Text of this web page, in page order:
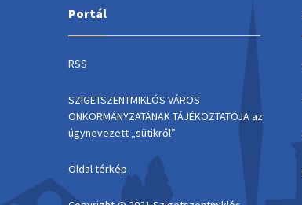
Portál
RSS
SZIGETSZENTMIKLÓS VÁROS
ÖNKORMÁNYZATÁNAK TÁJÉKOZTATÓJA az
úgynevezett „sütikről”
Oldal térkép